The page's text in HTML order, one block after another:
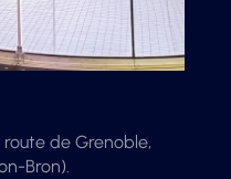
de Grenoble,
Bron).